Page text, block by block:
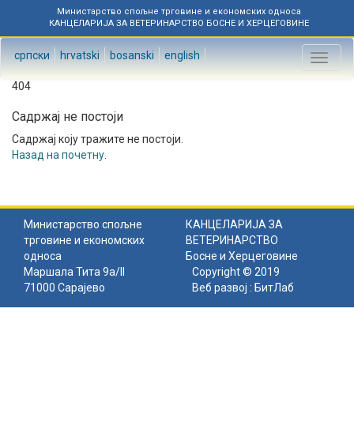
Министарство спољне трговине и економских односа
КАНЦЕЛАРИЈА ЗА ВЕТЕРИНАРСТВО БОСНЕ И ХЕРЦЕГОВИНЕ
српски hrvatski bosanski english
Toggle
404
Садржај не постоји
Садржај коју тражите не постоји.
Назад на почетну
Министарство спољне
трговине и економских
односа
КАНЦЕЛАРИЈА ЗА
ВЕТЕРИНАРСТВО
Босне и Херцеговине
Маршала Тита 9а/II
71000 Сарајево
Copyright © 2019
Веб развој : БитЛаб